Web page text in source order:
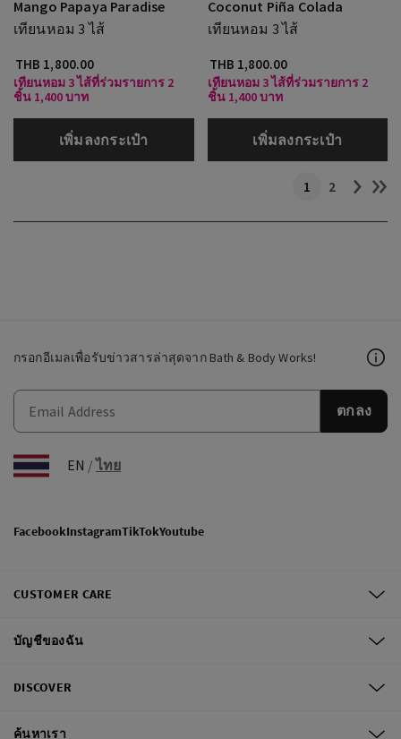
Mango Papaya Paradise
เทียนหอม 3 ไส้
THB 1,800.00
เทียนหอม 3 ไส้ที่ร่วมรายการ 2
ชิ้น 1,400 บาท
เพิ่มลงกระเป๋า
Coconut Piña Colada
เทียนหอม 3 ไส้
THB 1,800.00
เทียนหอม 3 ไส้ที่ร่วมรายการ 2
ชิ้น 1,400 บาท
เพิ่มลงกระเป๋า
1 2
กรอกอีเมลเพื่อรับข่าวสารล่าสุดจาก Bath & Body Works!
ตกลง
EN /ไทย
FacebookInstagramTikTokYoutube
CUSTOMER CARE
บัญชีของฉัน
DISCOVER
ค้นหาเรา